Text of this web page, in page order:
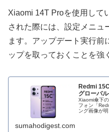
Xiaomi 14T Proを使用して
された際には、設定メニュ
ます。アップデート実行前
ップを取っておくことを強
Redmi
グローバ
Xiaomi傘下
フォン「
ング画像が
sumahodigest.com